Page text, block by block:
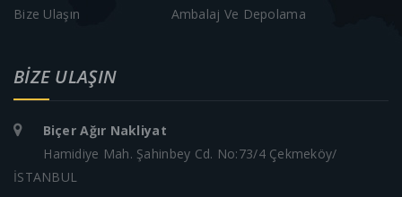
Bize Ulaşın Ambalaj Ve Depolama
BIZE ULAŞIN
Biçer Ağır Nakliyat
Hamidiye Mah. Şahinbey Cd. No:73/4 Çekmeköy/
İSTANBUL